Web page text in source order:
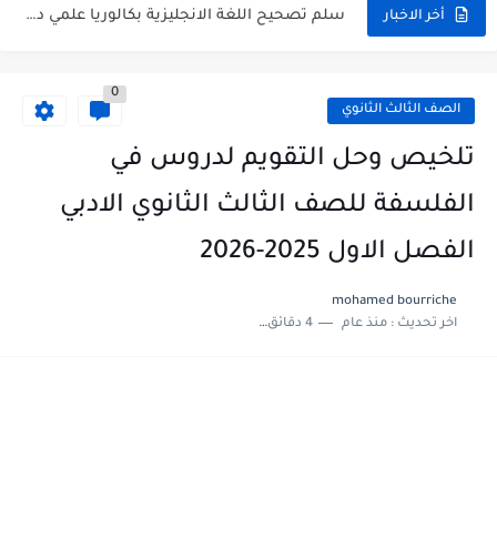
أخر الاخبار سلم تصحيح اللغة الانجليزية بكالوريا علمي دورة 2026
صدور سلم تصحيح مادة اللغة الانكليزية بكالوريا 2026 الأدبي منهاج... الصف الثالث الثانوي
0
تلخيص وحل التقويم لدروس في
الفلسفة للصف الثالث الثانوي الادبي
الفصل الاول 2025-2026
mohamed bourriche
اخر تحديث :منذ عام 4 دقائق للقراءة